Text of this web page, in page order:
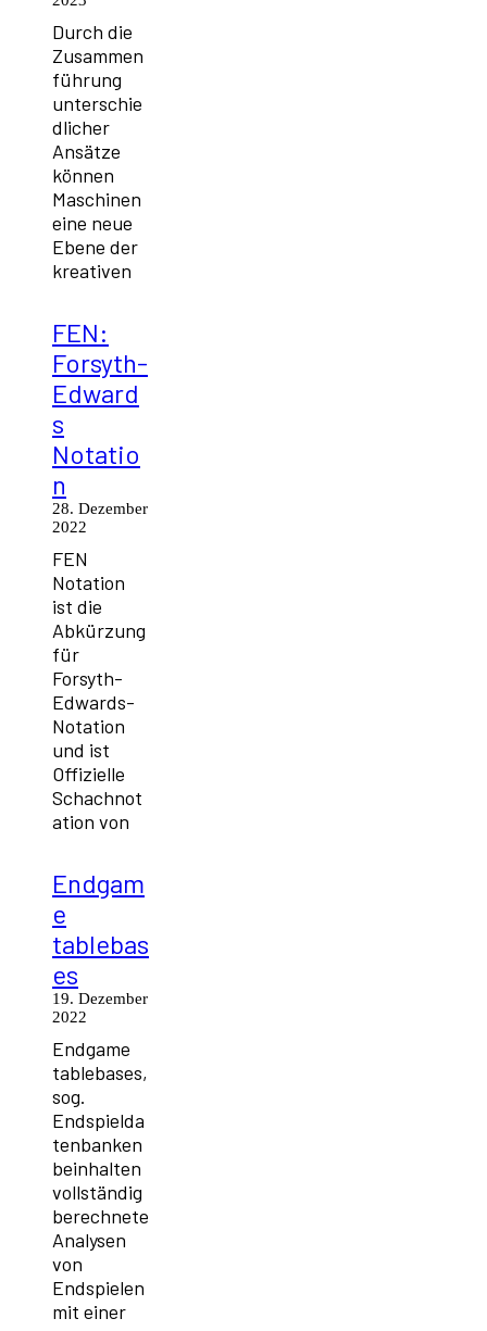
Durch die
Zusammen
führung
unterschie
dlicher
Ansätze
können
Maschinen
eine neue
Ebene der
kreativen
FEN:
Forsyth-
Edward
s
Notatio
n
28. Dezember
2022
FEN
Notation
ist die
Abkürzung
für
Forsyth-
Edwards-
Notation
und ist
Offizielle
Schachnot
ation von
Endgam
e
tablebas
es
19. Dezember
2022
Endgame
tablebases,
sog.
Endspielda
tenbanken
beinhalten
vollständig
berechnete
Analysen
von
Endspielen
mit einer